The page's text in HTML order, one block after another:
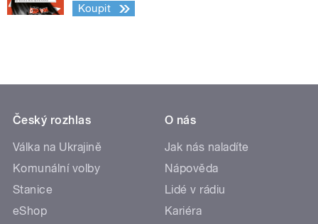
Koupit
Český rozhlas
Válka na Ukrajině
Komunální volby
Stanice
eShop
O nás
Jak nás naladíte
Nápověda
Lidé v rádiu
Kariéra